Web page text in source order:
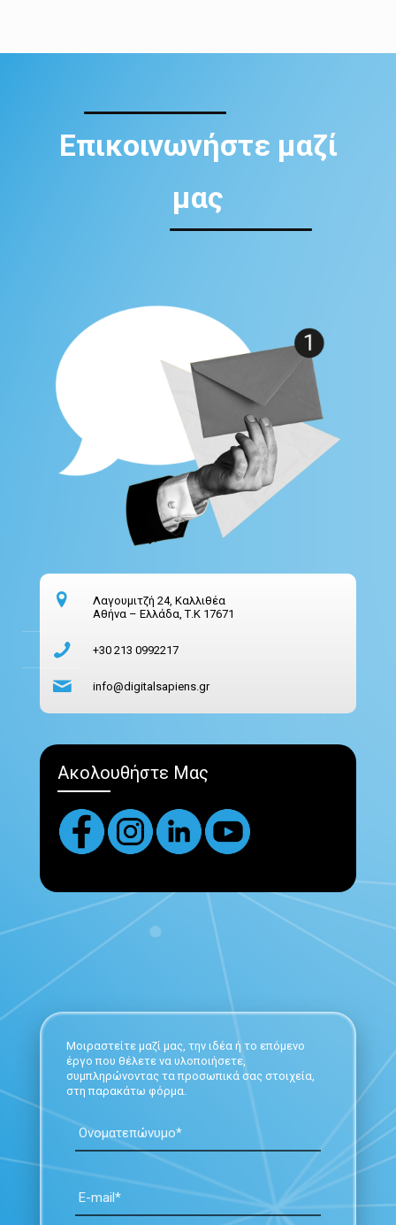
Επικοινωνήστε μαζί
μας
Λαγουμιτζή 24, Καλλιθέα
Αθήνα – Ελλάδα, Τ.Κ 17671
+30 213 0992217
info@digitalsapiens.gr
Ακολουθήστε Μας
Μοιραστείτε μαζί μας, την ιδέα ή το επόμενο
έργο που θέλετε να υλοποιήσετε,
συμπληρώνοντας τα προσωπικά σας στοιχεία,
στη παρακάτω φόρμα.